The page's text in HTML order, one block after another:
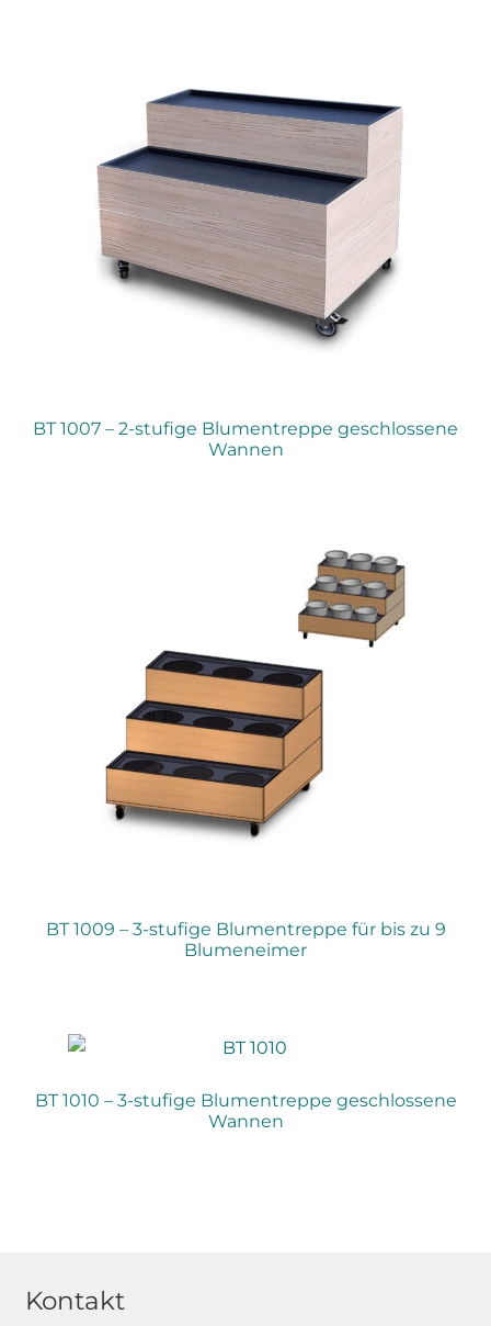
BT 1007 – 2-stufige Blumentreppe geschlossene
Wannen
BT 1009 – 3-stufige Blumentreppe für bis zu 9
Blumeneimer
BT 1010 – 3-stufige Blumentreppe geschlossene
Wannen
Kontakt